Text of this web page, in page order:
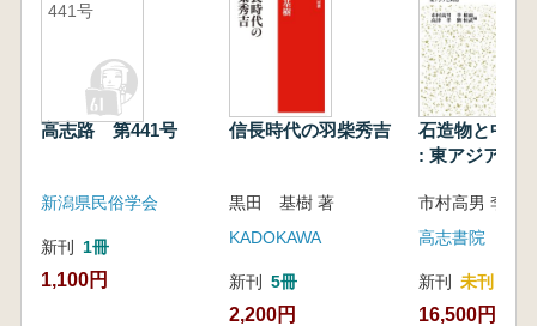
441号
高志路 第441号
新潟県民俗学会
新刊 1冊
1,100円
信長時代の羽柴秀吉
黒田 基樹 著
KADOKAWA
新刊 5冊
2,200円
石造物と中世
: 東アジアと
高志書院
新刊 未刊
16,500円